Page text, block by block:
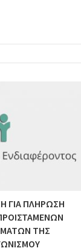
ΓΙΑ ΠΛΗΡΩΣΗ
ΤΗΣ